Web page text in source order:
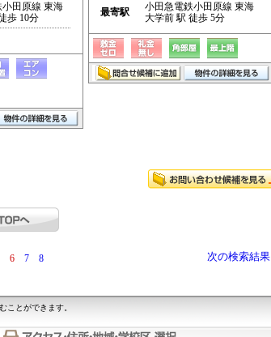
田原線 東海
歩 10分
最寄駅
小田急電鉄小田原線 東海
大学前 駅 徒歩 5分
6 7 8 次の検索結果
ことができます。